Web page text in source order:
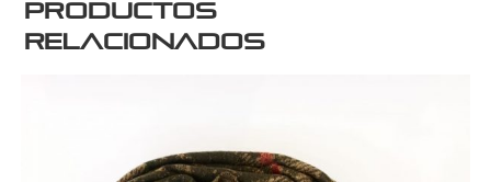
Productos
relacionados